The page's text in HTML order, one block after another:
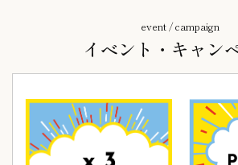
event / campaign
イベント・キャン